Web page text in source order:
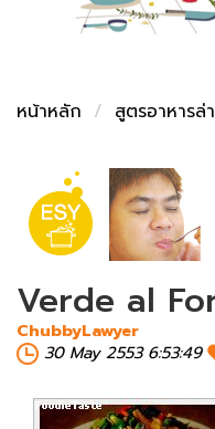
เปรียบเทียบน้ำ
หน้าหลัก
สูตรอาหารล่
Verde al
ChubbyLawyer
30 May 2553 6:53:49